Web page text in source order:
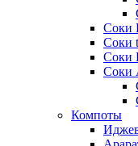
Соки
Соки
Соки
Соки
Компоты